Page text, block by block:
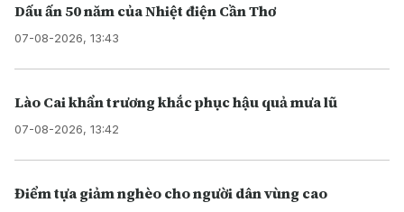
Dấu ấn 50 năm của Nhiệt điện Cần Thơ
07-08-2026, 13:43
Lào Cai khẩn trương khắc phục hậu quả mưa lũ
07-08-2026, 13:42
Điểm tựa giảm nghèo cho người dân vùng cao